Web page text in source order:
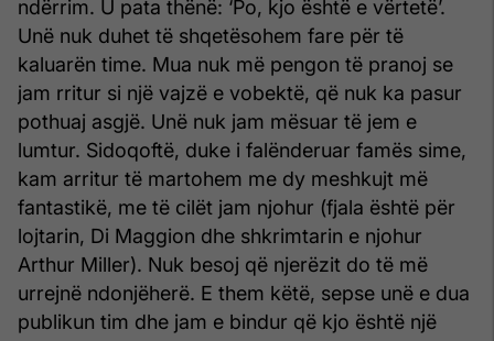
ndërrim. U pata thënë: ‘Po, kjo është e vërtetë’.
Unë nuk duhet të shqetësohem fare për të
kaluarën time. Mua nuk më pengon të pranoj se
jam rritur si një vajzë e vobektë, që nuk ka pasur
pothuaj asgjë. Unë nuk jam mësuar të jem e
lumtur. Sidoqoftë, duke i falënderuar famës sime,
kam arritur të martohem me dy meshkujt më
fantastikë, me të cilët jam njohur (fjala është për
lojtarin, Di Maggion dhe shkrimtarin e njohur
Arthur Miller). Nuk besoj që njerëzit do të më
urrejnë ndonjëherë. E them këtë, sepse unë e dua
publikun tim dhe jam e bindur që kjo është një